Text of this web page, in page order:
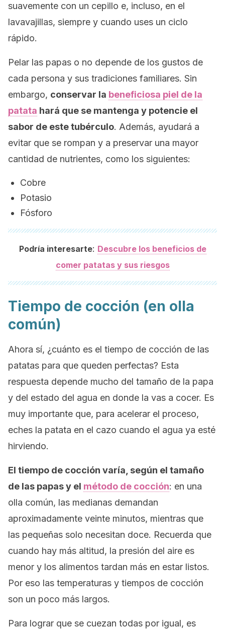
suavemente con un cepillo e, incluso, en el
lavavajillas, siempre y cuando uses un ciclo
rápido.
Pelar las papas o no depende de los gustos de
cada persona y sus tradiciones familiares. Sin
embargo, conservar la beneficiosa piel de la
patata hará que se mantenga y potencie el
sabor de este tubérculo. Además, ayudará a
evitar que se rompan y a preservar una mayor
cantidad de nutrientes, como los siguientes:
Cobre
Potasio
Fósforo
Podría interesarte: Descubre los beneficios de
comer patatas y sus riesgos
Tiempo de cocción (en olla
común)
Ahora sí, ¿cuánto es el tiempo de cocción de las
patatas para que queden perfectas? Esta
respuesta depende mucho del tamaño de la papa
y del estado del agua en donde la vas a cocer. Es
muy importante que, para acelerar el proceso,
eches la patata en el cazo cuando el agua ya esté
hirviendo.
El tiempo de cocción varía, según el tamaño
de las papas y el método de cocción: en una
olla común, las medianas demandan
aproximadamente veinte minutos, mientras que
las pequeñas solo necesitan doce. Recuerda que
cuando hay más altitud, la presión del aire es
menor y los alimentos tardan más en estar listos.
Por eso las temperaturas y tiempos de cocción
son un poco más largos.
Para lograr que se cuezan todas por igual, es